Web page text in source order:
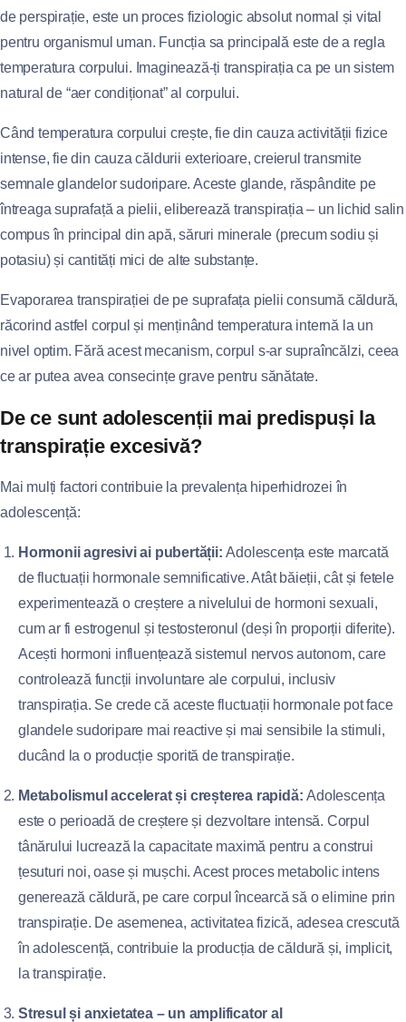
de perspirație, este un proces fiziologic absolut normal și vital
pentru organismul uman. Funcția sa principală este de a regla
temperatura corpului. Imaginează-ți transpirația ca pe un sistem
natural de “aer condiționat” al corpului.
Când temperatura corpului crește, fie din cauza activității fizice
intense, fie din cauza căldurii exterioare, creierul transmite
semnale glandelor sudoripare. Aceste glande, răspândite pe
întreaga suprafață a pielii, eliberează transpirația – un lichid salin
compus în principal din apă, săruri minerale (precum sodiu și
potasiu) și cantități mici de alte substanțe.
Evaporarea transpirației de pe suprafața pielii consumă căldură,
răcorind astfel corpul și menținând temperatura internă la un
nivel optim. Fără acest mecanism, corpul s-ar supraîncălzi, ceea
ce ar putea avea consecințe grave pentru sănătate.
De ce sunt adolescenții mai predispuși la
transpirație excesivă?
Mai mulți factori contribuie la prevalența hiperhidrozei în
adolescență:
Hormonii agresivi ai pubertății: Adolescența este marcată
de fluctuații hormonale semnificative. Atât băieții, cât și fetele
experimentează o creștere a nivelului de hormoni sexuali,
cum ar fi estrogenul și testosteronul (deși în proporții diferite).
Acești hormoni influențează sistemul nervos autonom, care
controlează funcții involuntare ale corpului, inclusiv
transpirația. Se crede că aceste fluctuații hormonale pot face
glandele sudoripare mai reactive și mai sensibile la stimuli,
ducând la o producție sporită de transpirație.
Metabolismul accelerat și creșterea rapidă: Adolescența
este o perioadă de creștere și dezvoltare intensă. Corpul
tânărului lucrează la capacitate maximă pentru a construi
țesuturi noi, oase și mușchi. Acest proces metabolic intens
generează căldură, pe care corpul încearcă să o elimine prin
transpirație. De asemenea, activitatea fizică, adesea crescută
în adolescență, contribuie la producția de căldură și, implicit,
la transpirație.
Stresul și anxietatea – un amplificator al